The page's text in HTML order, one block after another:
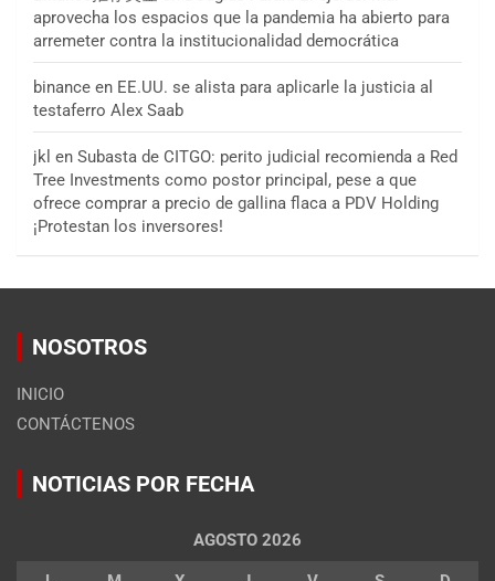
aprovecha los espacios que la pandemia ha abierto para
arremeter contra la institucionalidad democrática
binance en EE.UU. se alista para aplicarle la justicia al
testaferro Alex Saab
jkl en Subasta de CITGO: perito judicial recomienda a Red
Tree Investments como postor principal, pese a que
ofrece comprar a precio de gallina flaca a PDV Holding
¡Protestan los inversores!
NOSOTROS
INICIO
CONTÁCTENOS
NOTICIAS POR FECHA
AGOSTO 2026